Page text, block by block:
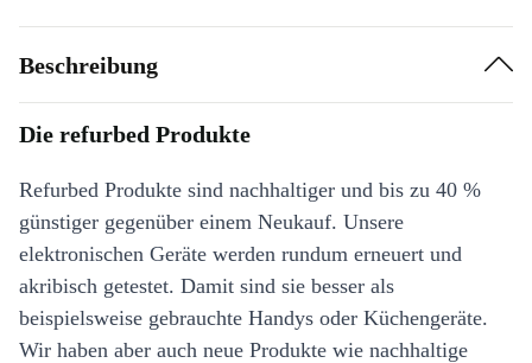
Beschreibung
Die refurbed Produkte
Refurbed Produkte sind nachhaltiger und bis zu 40 %
günstiger gegenüber einem Neukauf. Unsere
elektronischen Geräte werden rundum erneuert und
akribisch getestet. Damit sind sie besser als
beispielsweise gebrauchte Handys oder Küchengeräte.
Wir haben aber auch neue Produkte wie nachhaltige